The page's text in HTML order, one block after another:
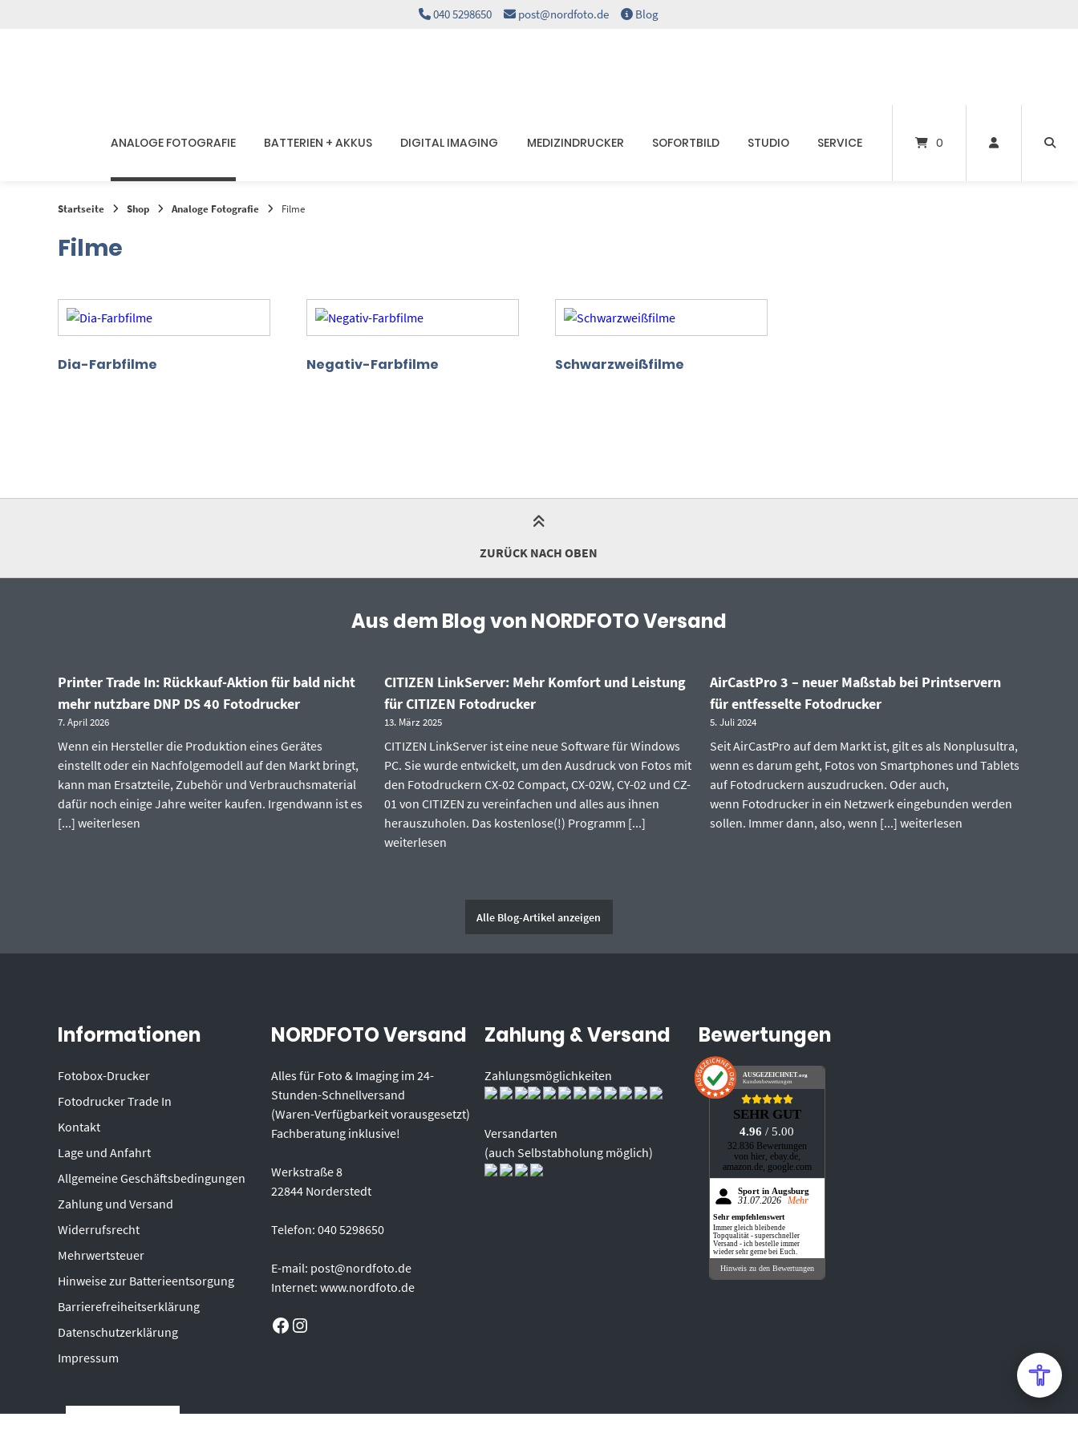
040 5298650 post@nordfoto.de Blog
ANALOGE FOTOGRAFIE BATTERIEN + AKKUS DIGITAL IMAGING MEDIZINDRUCKER SOFORTBILD STUDIO SERVICE 0
Startseite Shop Analoge Fotografie Filme
Filme
Dia-Farbfilme Negativ-Farbfilme Schwarzweißfilme
ZURÜCK NACH OBEN
Aus dem Blog von NORDFOTO Versand
Printer Trade In: Rückkauf-Aktion für bald nicht
mehr nutzbare DNP DS 40 Fotodrucker
7. April 2026
Wenn ein Hersteller die Produktion eines Gerätes
einstellt oder ein Nachfolgemodell auf den Markt bringt,
kann man Ersatzteile, Zubehör und Verbrauchsmaterial
dafür noch einige Jahre weiter kaufen. Irgendwann ist es
[...] weiterlesen
CITIZEN LinkServer: Mehr Komfort und Leistung
für CITIZEN Fotodrucker
13. März 2025
CITIZEN LinkServer ist eine neue Software für Windows
PC. Sie wurde entwickelt, um den Ausdruck von Fotos mit
den Fotodruckern CX-02 Compact, CX-02W, CY-02 und CZ-
01 von CITIZEN zu vereinfachen und alles aus ihnen
herauszuholen. Das kostenlose(!) Programm [...]
weiterlesen
AirCastPro 3 – neuer Maßstab bei Printservern
für entfesselte Fotodrucker
5. Juli 2024
Seit AirCastPro auf dem Markt ist, gilt es als Nonplusultra,
wenn es darum geht, Fotos von Smartphones und Tablets
auf Fotodruckern auszudrucken. Oder auch,
wenn Fotodrucker in ein Netzwerk eingebunden werden
sollen. Immer dann, also, wenn [...]weiterlesen
Alle Blog-Artikel anzeigen
Informationen
Fotobox-Drucker
Fotodrucker Trade In
Kontakt
Lage und Anfahrt
Allgemeine Geschäftsbedingungen
Zahlung und Versand
Widerrufsrecht
Mehrwertsteuer
Hinweise zur Batterieentsorgung
Barrierefreiheitserklärung
Datenschutzerklärung
Impressum
NORDFOTO Versand
Alles für Foto & Imaging im 24-
Stunden-Schnellversand
(Waren-Verfügbarkeit vorausgesetzt)
Fachberatung inklusive!
Werkstraße 8
22844 Norderstedt
Telefon: 040 5298650
E-mail: post@nordfoto.de
Internet: www.nordfoto.de
Facebook Instagram
Zahlung & Versand
Zahlungsmöglichkeiten
Versandarten
(auch Selbstabholung möglich)
Bewertungen
AUSGEZEICHNET .org
Kundenbewertungen
SEHR GUT
4.96/ 5.00
32.836 Bewertungen
von hier, ebay.de,
amazon.de, google.com
Sport in Augsburg
31.07.2026 Mehr
Sehr empfehlenswert
Immer gleich bleibende
Topqualität - superschneller
Versand - ich bestelle immer
wieder sehr gerne bei Euch.
Hinweis zu den Bewertungen